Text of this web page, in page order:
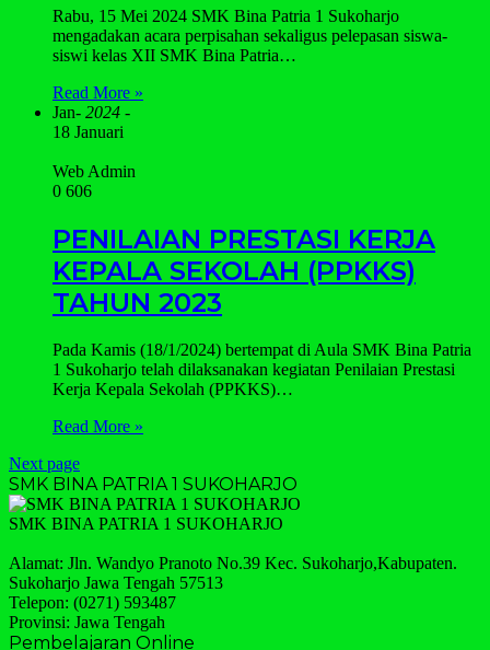
Rabu, 15 Mei 2024 SMK Bina Patria 1 Sukoharjo
mengadakan acara perpisahan sekaligus pelepasan siswa-
siswi kelas XII SMK Bina Patria…
Read More »
Jan- 2024 -
18 Januari
Web Admin
0 606
PENILAIAN PRESTASI KERJA
KEPALA SEKOLAH (PPKKS)
TAHUN 2023
Pada Kamis (18/1/2024) bertempat di Aula SMK Bina Patria
1 Sukoharjo telah dilaksanakan kegiatan Penilaian Prestasi
Kerja Kepala Sekolah (PPKKS)…
Read More »
Next page
SMK BINA PATRIA 1 SUKOHARJO
SMK BINA PATRIA 1 SUKOHARJO
Alamat: Jln. Wandyo Pranoto No.39 Kec. Sukoharjo,Kabupaten.
Sukoharjo Jawa Tengah 57513
Telepon: (0271) 593487
Provinsi: Jawa Tengah
Pembelajaran Online